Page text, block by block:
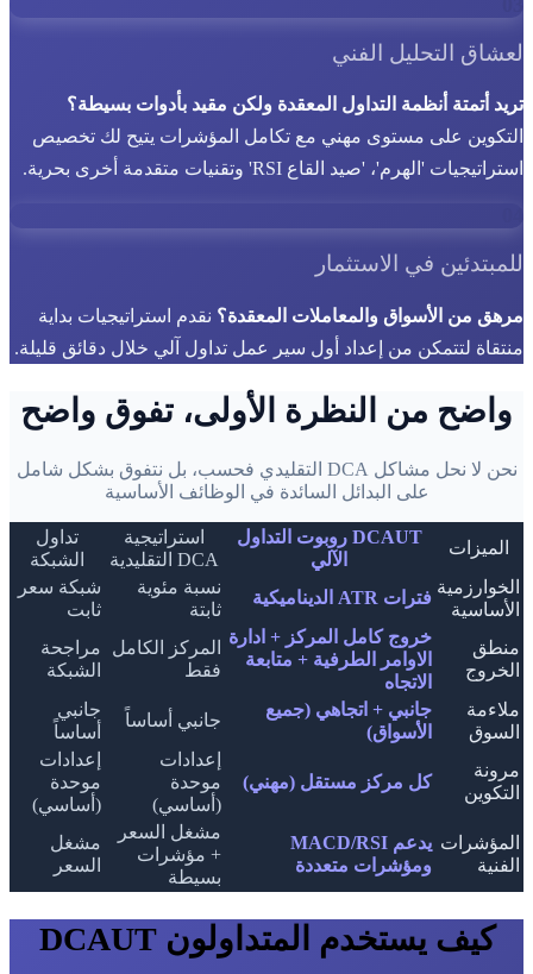
لعشاق التحليل الفني
تريد أتمتة أنظمة التداول المعقدة ولكن مقيد بأدوات بسيطة؟
التكوين على مستوى مهني مع تكامل المؤشرات يتيح لك تخصيص
استراتيجيات 'الهرم'، 'صيد القاع RSI' وتقنيات متقدمة أخرى بحرية.
للمبتدئين في الاستثمار
مرهق من الأسواق والمعاملات المعقدة؟ نقدم استراتيجيات بداية
منتقاة لتتمكن من إعداد أول سير عمل تداول آلي خلال دقائق قليلة.
واضح من النظرة الأولى، تفوق واضح
نحن لا نحل مشاكل DCA التقليدي فحسب، بل نتفوق بشكل شامل
على البدائل السائدة في الوظائف الأساسية
الميزات
DCAUT روبوت التداول
الآلي
استراتيجية
DCA التقليدية
تداول
الشبكة
الخوارزمية
الأساسية
فترات ATR الديناميكية
نسبة مئوية
ثابتة
شبكة سعر
ثابت
منطق
الخروج
خروج كامل المركز + ادارة
الاوامر الطرفية + متابعة
الاتجاه
المركز الكامل
فقط
مراجحة
الشبكة
ملاءمة
السوق
جانبي + اتجاهي (جميع
الأسواق)
جانبي أساساً
جانبي
أساساً
مرونة
التكوين
كل مركز مستقل (مهني)
إعدادات
موحدة
(أساسي)
إعدادات
موحدة
(أساسي)
المؤشرات
الفنية
يدعم MACD/RSI
ومؤشرات متعددة
مشغل السعر
+ مؤشرات
بسيطة
مشغل
السعر
كيف يستخدم المتداولون DCAUT